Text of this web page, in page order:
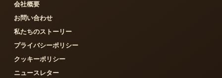
会社概要
お問い合わせ
私たちのストーリー
プライバシーポリシー
クッキーポリシー
ニュースレター